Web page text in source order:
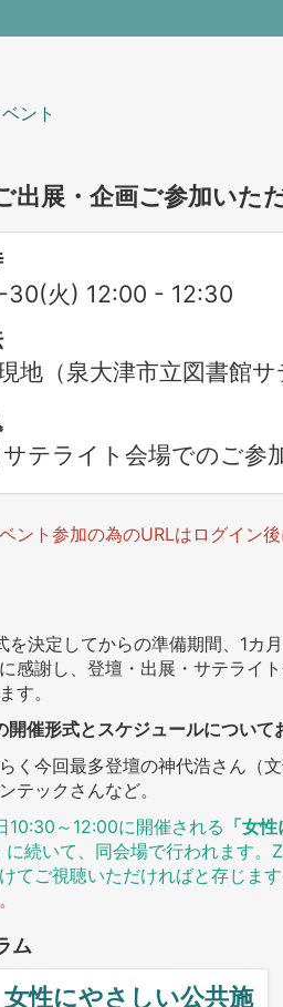
ン
ント
出展・企画ご参加いた
30(火) 12:00 - 12:30
地（泉大津市立図書館サ
テライト会場でのご参
ント参加の為のURLはログイン後
を決定してからの準備期間、1カ
感謝し、登壇・出展・サテライ
す。
催形式とスケジュールについて
く今回最多登壇の神代浩さん（
テックさんなど。
10:30～12:00に開催される 「女
に続いて、同会場で行われます。
てご視聴いただければと存じます
ム
女性にやさしい公共施